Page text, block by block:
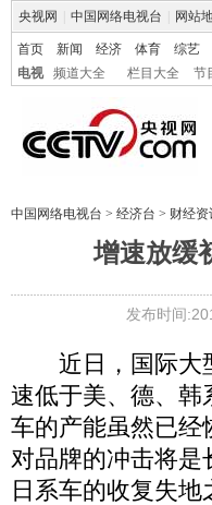
央视网 中国网络电视台 网站
首页 新闻 经济 体育 综艺
电视
频道大全 栏目大全 节
中国网络电视台 > 经济台 > 财经资
增速放缓
发布时间
近日，国际大型
速低于美、德、韩
车的产能虽然已经
对品牌的冲击将是
日系车的收复失地